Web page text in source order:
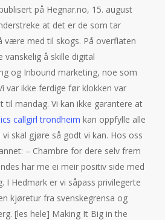
på Hegnar.no, 15. august
at det er de som tar
være med til skogs. På overflaten
å skille digital
og Inbound marketing, noe som
var ikke ferdige før klokken var
til mandag. Vi kan ikke garantere at
callgirl trondheim kan oppfylle alle
skal gjøre så godt vi kan. Hos oss
– Chambre for dere selv frem
har me ei meir positiv side med
I Hedmark er vi såpass privilegerte
kjøretur fra svenskegrensa og
[les hele] Making It Big in the